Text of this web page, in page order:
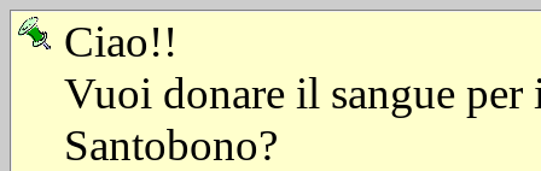
Ciao!!
Vuoi donare il sangue
Santobono?